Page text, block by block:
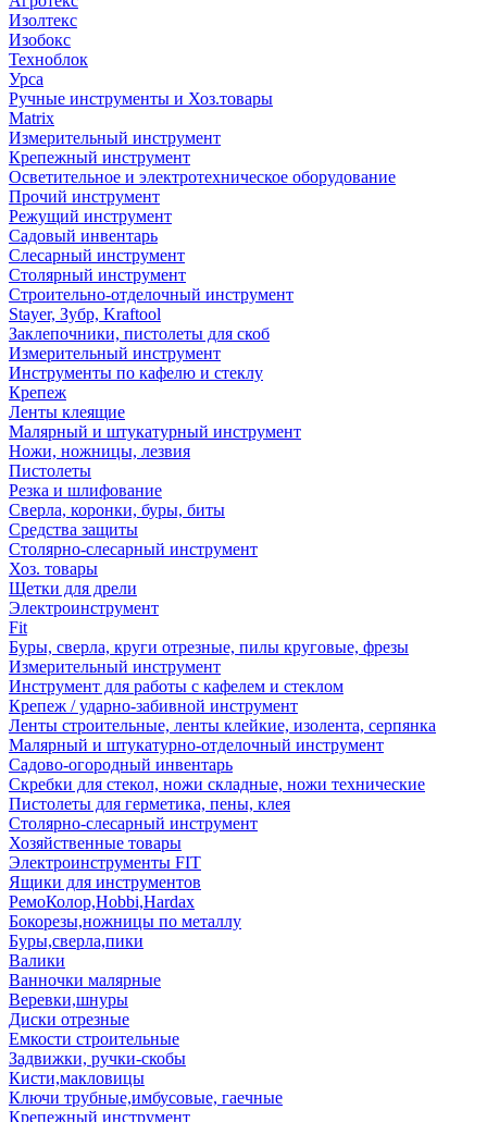
Изолтекс
Изобокс
Техноблок
Урса
Ручные инструменты и Хоз.товары
Matrix
Измерительный инструмент
Крепежный инструмент
Осветительное и электротехническое оборудование
Прочий инструмент
Режущий инструмент
Садовый инвентарь
Слесарный инструмент
Столярный инструмент
Строительно-отделочный инструмент
Stayer, Зубр, Kraftool
Заклепочники, пистолеты для скоб
Измерительный инструмент
Инструменты по кафелю и стеклу
Крепеж
Ленты клеящие
Малярный и штукатурный инструмент
Ножи, ножницы, лезвия
Пистолеты
Резка и шлифование
Сверла, коронки, буры, биты
Средства защиты
Столярно-слесарный инструмент
Хоз. товары
Щетки для дрели
Электроинструмент
Fit
Буры, сверла, круги отрезные, пилы круговые, фрезы
Измерительный инструмент
Инструмент для работы с кафелем и стеклом
Крепеж / ударно-забивной инструмент
Ленты строительные, ленты клейкие, изолента, серпянка
Малярный и штукатурно-отделочный инструмент
Садово-огородный инвентарь
Скребки для стекол, ножи складные, ножи технические
Пистолеты для герметика, пены, клея
Столярно-слесарный инструмент
Хозяйственные товары
Электроинструменты FIT
Ящики для инструментов
РемоКолор,Hobbi,Hardax
Бокорезы,ножницы по металлу
Буры,сверла,пики
Валики
Ванночки малярные
Веревки,шнуры
Диски отрезные
Емкости строительные
Задвижки, ручки-скобы
Кисти,макловицы
Ключи трубные,имбусовые, гаечные
Крепежный инструмент